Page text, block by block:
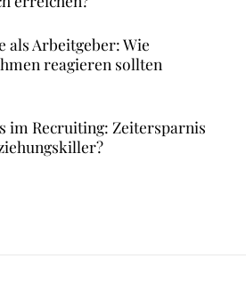
als Arbeitgeber: Wie
reagieren sollten
im Recruiting: Zeitersparnis